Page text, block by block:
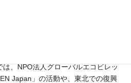
、NPO法人グローバルエコビレッ
Japan」の活動や、東北での復興